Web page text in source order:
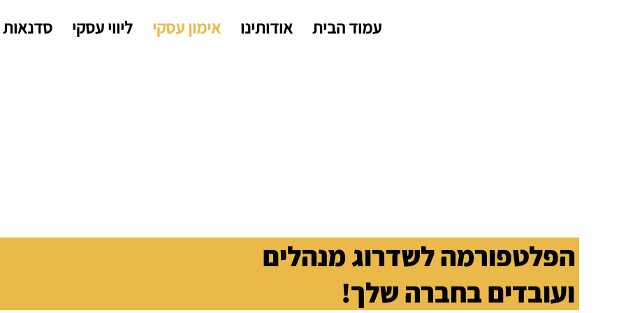
עמוד הבית אודותינו אימון עסקי ליווי עסקי סדנאות
הפלטפורמה לשדרוג מנהלים
ועובדים בחברה שלך!